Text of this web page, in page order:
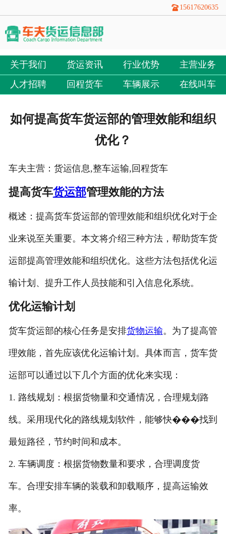
15617620635
关于我们 货运资讯 行业优势
主营业务
人才招聘
回程货车 车辆展示 在线叫车
如何提高货车货运部的管理效能和组织
优化？
车夫主营：货运信息,整车运输,回程货车
提高货车货运部管理效能的方法
概述：提高货车货运部的管理效能和组织优化对于企
业来说至关重要。本文将介绍三种方法，帮助货车货
运部提高管理效能和组织优化。这些方法包括优化运
输计划、提升工作人员技能和引入信息化系统。
优化运输计划
货车货运部的核心任务是安排货物运输。为了提高管
理效能，首先应该优化运输计划。具体而言，货车货
运部可以通过以下几个方面的优化来实现：
1. 路线规划：根据货物量和交通情况，合理规划路
线。采用现代化的路线规划软件，能够快���找到
最短路径，节约时间和成本。
2. 车辆调度：根据货物数量和要求，合理调度货
车。合理安排车辆的装载和卸载顺序，提高运输效
率。